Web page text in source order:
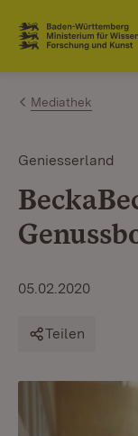
Zum Inhalt
Link zur
Mediathek
Geniesserland
05.02.2020
Teilen